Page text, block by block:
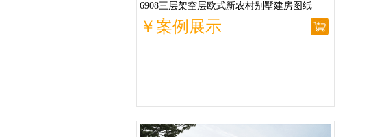
6908三层架空层欧式新农村别墅建房图纸
￥案例展示